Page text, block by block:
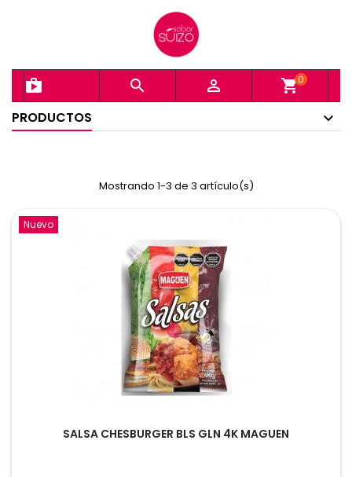
shopping_bag
  shopping_cart0
PRODUCTOS
Mostrando 1-3 de 3 artículo(s)
Nuevo
SALSA CHESBURGER BLS GLN 4K MAGUEN